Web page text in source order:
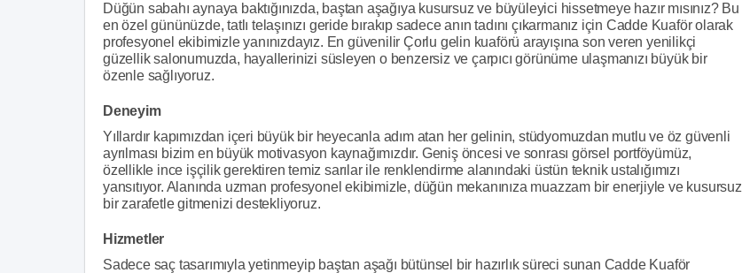
Düğün sabahı aynaya baktığınızda, baştan aşağıya kusursuz ve büyüleyici hissetmeye hazır mısınız? Bu
en özel gününüzde, tatlı telaşınızı geride bırakıp sadece anın tadını çıkarmanız için Cadde Kuaför olarak
profesyonel ekibimizle yanınızdayız. En güvenilir Çorlu gelin kuaförü arayışına son veren yenilikçi
güzellik salonumuzda, hayallerinizi süsleyen o benzersiz ve çarpıcı görünüme ulaşmanızı büyük bir
özenle sağlıyoruz.
Deneyim
Yıllardır kapımızdan içeri büyük bir heyecanla adım atan her gelinin, stüdyomuzdan mutlu ve öz güvenli
ayrılması bizim en büyük motivasyon kaynağımızdır. Geniş öncesi ve sonrası görsel portföyümüz,
özellikle ince işçilik gerektiren temiz sarılar ile renklendirme alanındaki üstün teknik ustalığımızı
yansıtıyor. Alanında uzman profesyonel ekibimizle, düğün mekanınıza muazzam bir enerjiyle ve kusursuz
bir zarafetle gitmenizi destekliyoruz.
Hizmetler
Sadece saç tasarımıyla yetinmeyip baştan aşağı bütünsel bir hazırlık süreci sunan Cadde Kuaför